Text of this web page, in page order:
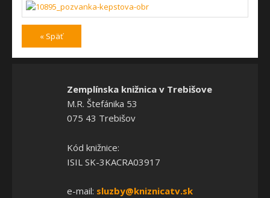
« Späť
Zemplínska knižnica v Trebišove
M.R. Štefánika 53
075 43 Trebišov
Kód knižnice:
ISIL SK-3KACRA03917
e-mail: sluzby@kniznicatv.sk